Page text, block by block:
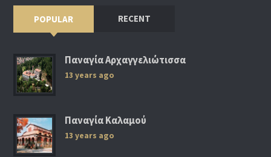
POPULAR RECENT
Παναγία Αρχαγγελιώτισσα
13 years ago
Παναγία Καλαμού
13 years ago